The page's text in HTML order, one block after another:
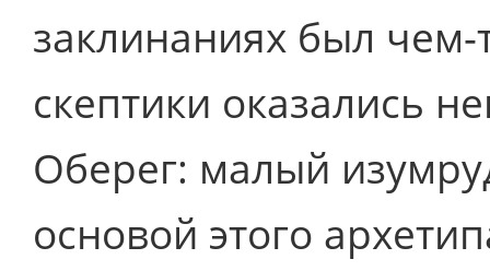
заклинаниях был
скептики оказались
Оберег: малый
основой этого